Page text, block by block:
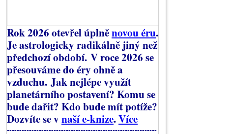
Rok 2026 otevřel úplněnovou éru.
Je astrologicky radikálně jiný než
předchozí období. V roce 2026 se
přesouváme do éry ohně a
vzduchu. Jak nejlépe využít
planetárního postavení? Komu se
bude dařit? Kdo bude mít potíže?
Dozvíte se vnaší e-knize.Více
-------------------------------------------------------------